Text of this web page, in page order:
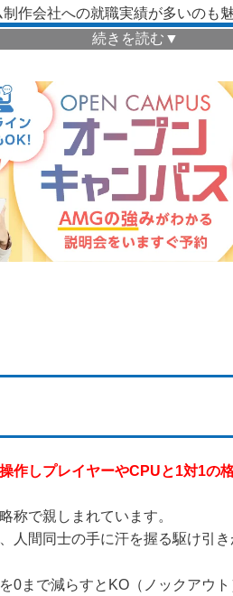
作会社への就職実績が多いのも魅
作しプレイヤーやCPUと1対1の
称で親しまれています。
人間同士の手に汗を握る駆け引き
0まで減らすとKO（ノックアウ